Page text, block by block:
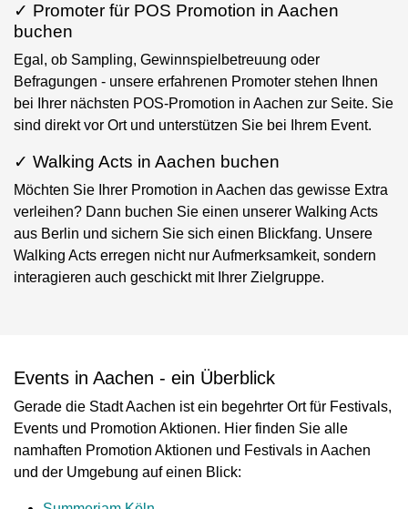
✓ Promoter für POS Promotion in Aachen
buchen
Egal, ob Sampling, Gewinnspielbetreuung oder
Befragungen - unsere erfahrenen Promoter stehen Ihnen
bei Ihrer nächsten POS-Promotion in Aachen zur Seite. Sie
sind direkt vor Ort und unterstützen Sie bei Ihrem Event.
✓ Walking Acts in Aachen buchen
Möchten Sie Ihrer Promotion in Aachen das gewisse Extra
verleihen? Dann buchen Sie einen unserer Walking Acts
aus Berlin und sichern Sie sich einen Blickfang. Unsere
Walking Acts erregen nicht nur Aufmerksamkeit, sondern
interagieren auch geschickt mit Ihrer Zielgruppe.
Events in Aachen - ein Überblick
Gerade die Stadt Aachen ist ein begehrter Ort für Festivals,
Events und Promotion Aktionen. Hier finden Sie alle
namhaften Promotion Aktionen und Festivals in Aachen
und der Umgebung auf einen Blick: